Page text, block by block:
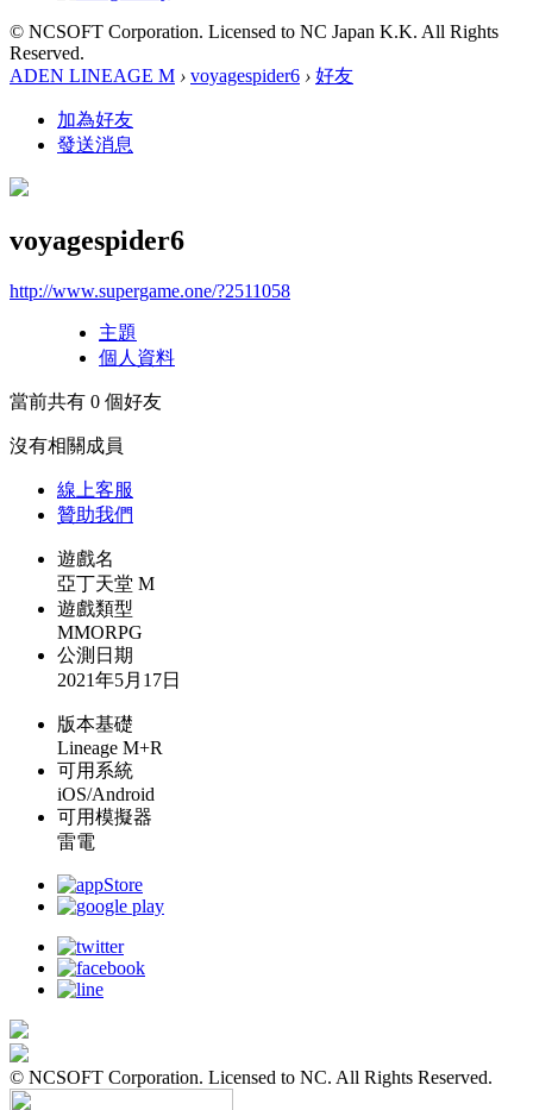
© NCSOFT Corporation. Licensed to NC Japan K.K. All Rights
Reserved.
ADEN LINEAGE M › voyagespider6 › 好友
加為好友
發送消息
voyagespider6
http://www.supergame.one/?2511058
主題
個人資料
當前共有 0 個好友
沒有相關成員
線上客服
贊助我們
遊戲名
亞丁天堂 M
遊戲類型
MMORPG
公測日期
2021年5月17日
版本基礎
Lineage M+R
可用系統
iOS/Android
可用模擬器
雷電
© NCSOFT Corporation. Licensed to NC. All Rights Reserved.